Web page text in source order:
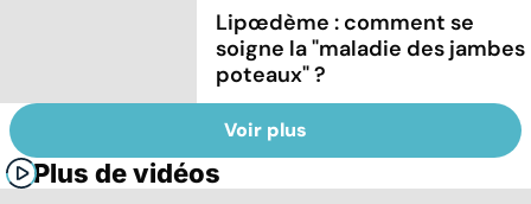
Lipœdème : comment se
soigne la "maladie des jambes
poteaux" ?
Voir plus
Plus de vidéos